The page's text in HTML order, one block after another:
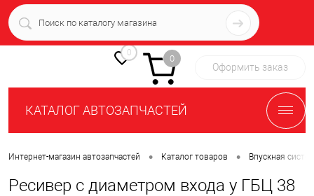
+7 (939) 716-10-06
пн-пт 7:00-16:00 МСК
0
0
Оформить заказ
КАТАЛОГ АВТОЗАПЧАСТЕЙ
Интернет-магазин автозапчастей • Каталог товаров • Впускная
Ресивер с диаметром входа у ГБЦ 38